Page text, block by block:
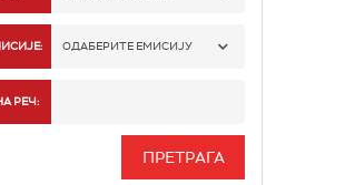
РТС 1
РТС 3
ОДАБЕРИТЕ ЕМИСИЈУ
РЕЧ: